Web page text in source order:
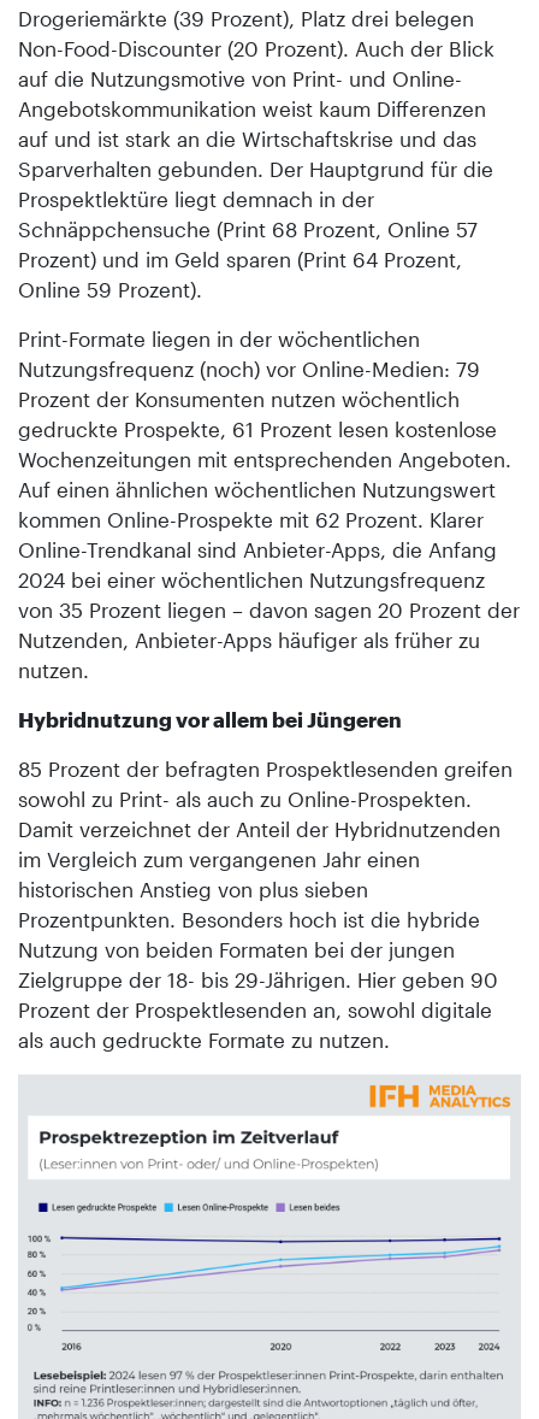
Drogeriemärkte (39 Prozent), Platz drei belegen
Non-Food-Discounter (20 Prozent). Auch der Blick
auf die Nutzungsmotive von Print- und Online-
Angebotskommunikation weist kaum Differenzen
auf und ist stark an die Wirtschaftskrise und das
Sparverhalten gebunden. Der Hauptgrund für die
Prospektlektüre liegt demnach in der
Schnäppchensuche (Print 68 Prozent, Online 57
Prozent) und im Geld sparen (Print 64 Prozent,
Online 59 Prozent).
Print-Formate liegen in der wöchentlichen
Nutzungsfrequenz (noch) vor Online-Medien: 79
Prozent der Konsumenten nutzen wöchentlich
gedruckte Prospekte, 61 Prozent lesen kostenlose
Wochenzeitungen mit entsprechenden Angeboten.
Auf einen ähnlichen wöchentlichen Nutzungswert
kommen Online-Prospekte mit 62 Prozent. Klarer
Online-Trendkanal sind Anbieter-Apps, die Anfang
2024 bei einer wöchentlichen Nutzungsfrequenz
von 35 Prozent liegen – davon sagen 20 Prozent der
Nutzenden, Anbieter-Apps häufiger als früher zu
nutzen.
Hybridnutzung vor allem bei Jüngeren
85 Prozent der befragten Prospektlesenden greifen
sowohl zu Print- als auch zu Online-Prospekten.
Damit verzeichnet der Anteil der Hybridnutzenden
im Vergleich zum vergangenen Jahr einen
historischen Anstieg von plus sieben
Prozentpunkten. Besonders hoch ist die hybride
Nutzung von beiden Formaten bei der jungen
Zielgruppe der 18- bis 29-Jährigen. Hier geben 90
Prozent der Prospektlesenden an, sowohl digitale
als auch gedruckte Formate zu nutzen.